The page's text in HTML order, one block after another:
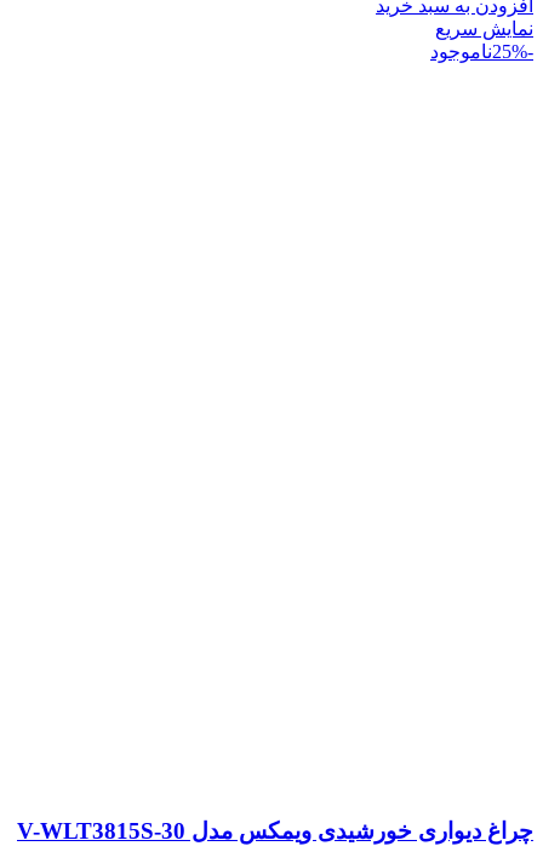
افزودن به سبد خرید
نمایش سریع
-25%
ناموجود
چراغ دیواری خورشیدی ویمکس مدل V-WLT3815S-30